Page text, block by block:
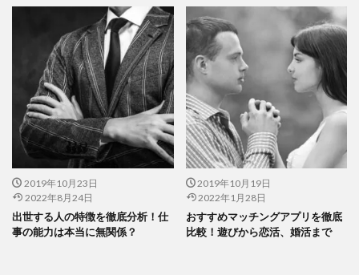
2019年10月23日
2022年8月24日
出世する人の特徴を徹底分析！仕
事の能力は本当に無関係？
2019年10月19日
2022年1月28日
おすすめマッチングアプリを徹底
比較！遊びから恋活、婚活まで